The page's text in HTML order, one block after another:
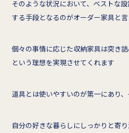
そのような状況において、ベストな
する手段となるのがオーダー家具と言
個々の事情に応じた収納家具は突き詰
という理想を実現させてくれます
道具とは使いやすいのが第一にあり、
自分の好きな暮らしにしっかりと寄